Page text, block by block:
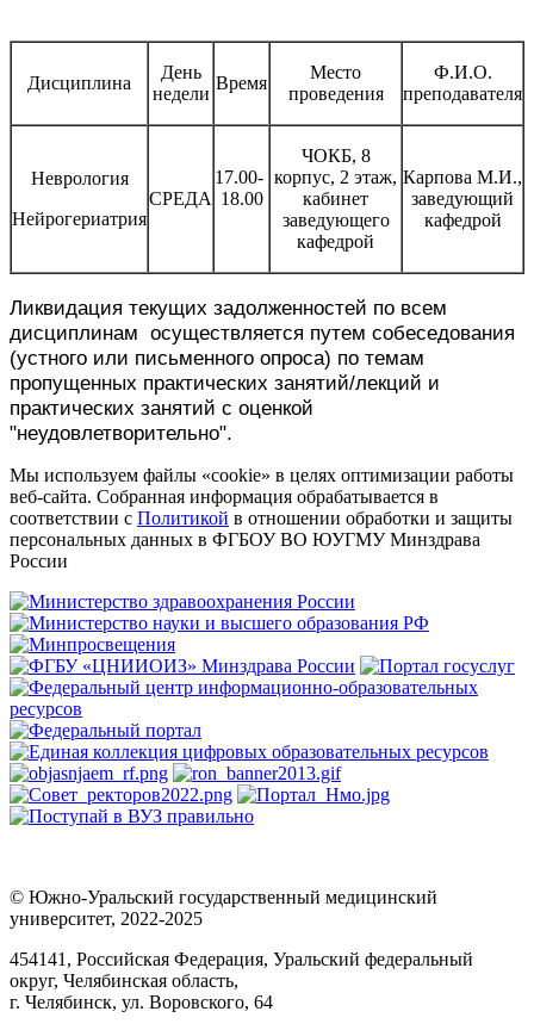
Дисциплина
День
недели
Время
Место
проведения
Ф.И.О.
преподавателя
Неврология
Нейрогериатрия
СРЕДА
17.00-
18.00
ЧОКБ, 8
корпус, 2 этаж,
кабинет
заведующего
кафедрой
Карпова М.И.,
заведующий
кафедрой
Ликвидация текущих задолженностей по всем
дисциплинам осуществляется путем собеседования
(устного или письменного опроса) по темам
пропущенных практических занятий/лекций и
практических занятий с оценкой
"неудовлетворительно".
Мы используем файлы «cookie» в целях оптимизации работы
веб-сайта. Собранная информация обрабатывается в
соответствии с Политикой в отношении обработки и защиты
персональных данных в ФГБОУ ВО ЮУГМУ Минздрава
России
© Южно-Уральский государственный медицинский
университет, 2022-2025
454141, Российская Федерация, Уральский федеральный
округ, Челябинская область,
г. Челябинск, ул. Воровского, 64